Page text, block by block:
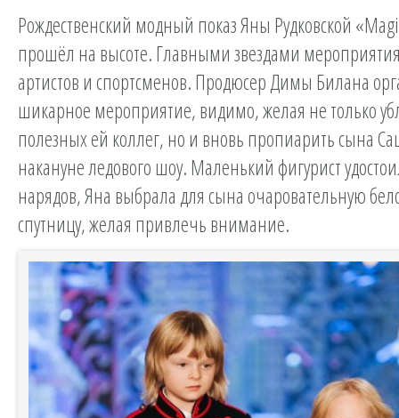
Рождественский модный показ Яны Рудковской
прошёл на высоте. Главными звездами
артистов и спортсменов. Продюсер Димы Билана
шикарное мероприятие, видимо, желая не только
полезных ей коллег, но и вновь пропиарить сына
накануне ледового шоу. Маленький фигурист
нарядов, Яна выбрала для сына очаровательную
спутницу, желая привлечь внимание.